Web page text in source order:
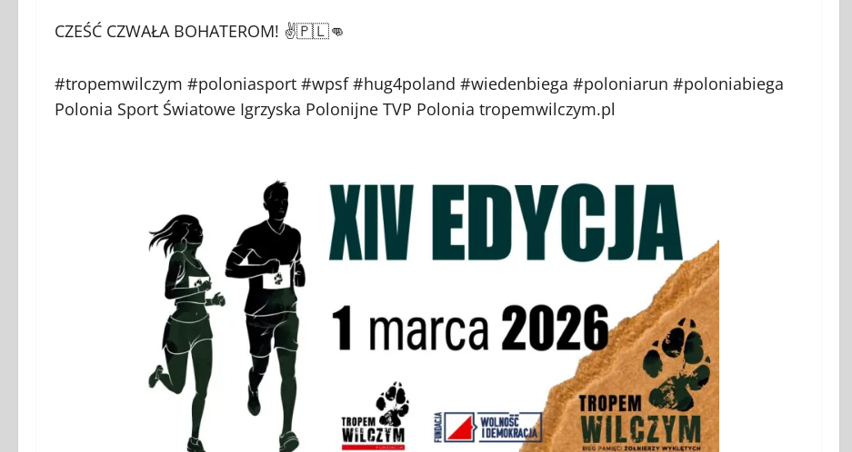
CZEŚĆ CZWAŁA BOHATEROM! ✌️🇵🇱👊
#tropemwilczym #poloniasport #wpsf #hug4poland #wiedenbiega #poloniarun #poloniabiega
Polonia Sport Światowe Igrzyska Polonijne TVP Polonia tropemwilczym.pl